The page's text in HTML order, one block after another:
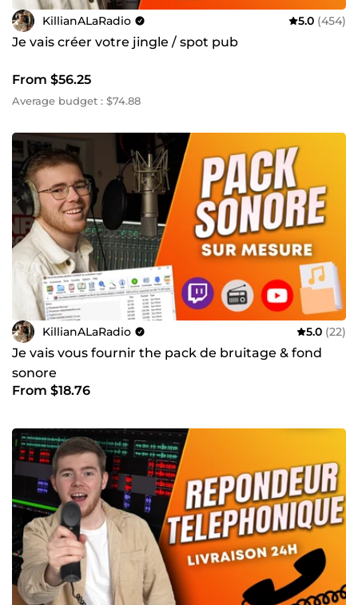
KillianALaRadio 5.0 (454)
Je vais créer votre jingle / spot pub
From $56.25
Average budget : $74.88
KillianALaRadio 5.0 (22)
Je vais vous fournir the pack de bruitage & fond
sonore
From $18.76